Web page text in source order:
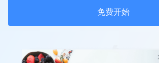
免费开始